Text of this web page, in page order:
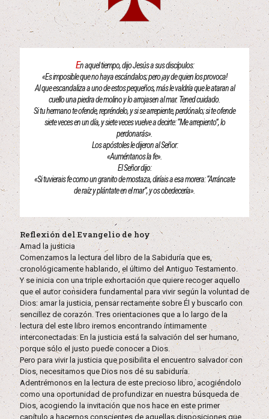
En aquel tiempo, dijo Jesús a sus discípulos:
«Es imposible que no haya escándalos; pero ¡ay de quien los provoca!
Al que escandaliza a uno de estos pequeños, más le valdría que le ataran al
cuello una piedra de molino y lo arrojasen al mar. Tened cuidado.
Si tu hermano te ofende, repréndelo, y si se arrepiente, perdónalo; si te ofende
siete veces en un día, y siete veces vuelve a decirte: “Me arrepiento”, lo
perdonarás».
Los apóstoles le dijeron al Señor:
«Auméntanos la fe».
El Señor dijo:
«Si tuvierais fe como un granito de mostaza, diríais a esa morera: “Arráncate
de raíz y plántate en el mar”, y os obedecería».
Reflexión del Evangelio de hoy
Amad la justicia
Comenzamos la lectura del libro de la Sabiduría que es,
cronológicamente hablando, el último del Antiguo Testamento.
Y se inicia con una triple exhortación que quiere recoger aquello
que el autor considera fundamental para vivir según la voluntad de
Dios: amar la justicia, pensar rectamente sobre Él y buscarlo con
sencillez de corazón. Tres orientaciones que a lo largo de la
lectura del este libro iremos encontrando íntimamente
interconectadas: En la justicia está la salvación del ser humano,
porque sólo el justo puede conocer a Dios.
Pero para vivir la justicia que posibilita el encuentro salvador con
Dios, necesitamos que Dios nos dé su sabiduría.
Adentrémonos en la lectura de este precioso libro, acogiéndolo
como una oportunidad de profundizar en nuestra búsqueda de
Dios, acogiendo la invitación que nos hace en este primer
capítulo a hacernos conscientes de aquellas disposiciones que